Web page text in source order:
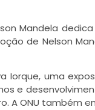
Mandela
de Nelson
Iorque, uma
e
A ONU também